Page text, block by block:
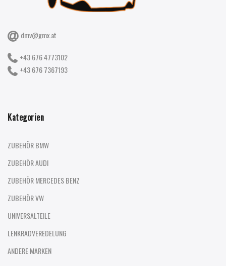
dmv@gmx.at
+43 676 4773102
+43 676 7367193
Kategorien
ZUBEHÖR BMW
ZUBEHÖR AUDI
ZUBEHÖR MERCEDES BENZ
ZUBEHÖR VW
UNIVERSALTEILE
LENKRADVEREDELUNG
ANDERE MARKEN